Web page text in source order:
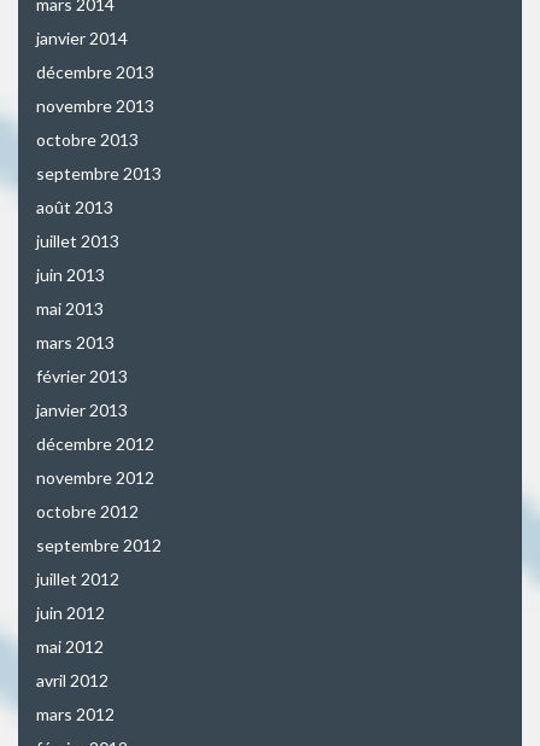
janvier 2014
décembre 2013
novembre 2013
octobre 2013
septembre 2013
août 2013
juillet 2013
juin 2013
mai 2013
mars 2013
février 2013
janvier 2013
décembre 2012
novembre 2012
octobre 2012
septembre 2012
juillet 2012
juin 2012
mai 2012
avril 2012
mars 2012